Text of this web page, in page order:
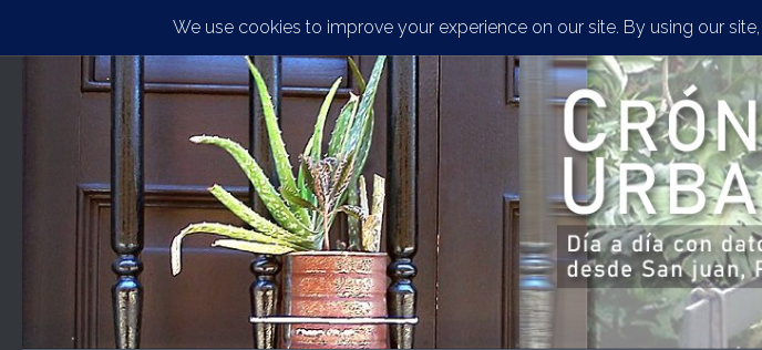
Saltar al contenido